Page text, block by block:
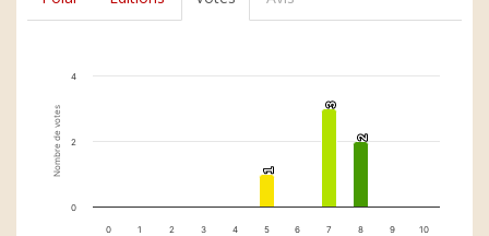
Nombre de votes 1
1
3
3
2
2
0 1 2 3 4 5 6 7 8 9 10
0
2
4